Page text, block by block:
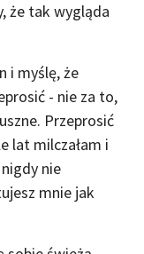
że tak wygląda
i myślę, że
- nie za to,
Przeprosić
lat milczałam i
nie
mnie jak